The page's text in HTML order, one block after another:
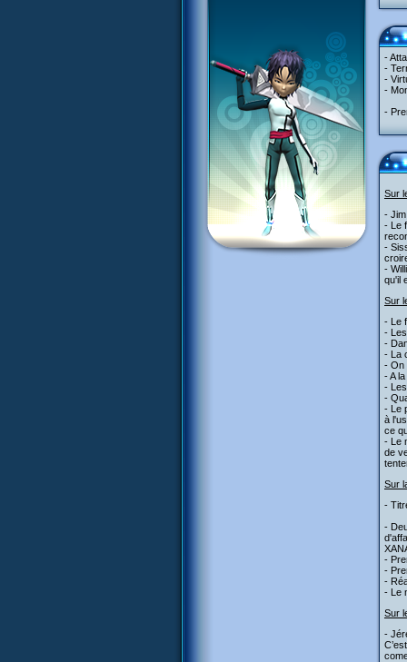
-
-
-
-
-
Sur
-
- Le
-
-
qu'il
Sur
- Le
-
-
- La
- On
- A
-
-
- Le
à
ce
- Le
de
Sur
-
-
-
-
-
- Le
Sur
-